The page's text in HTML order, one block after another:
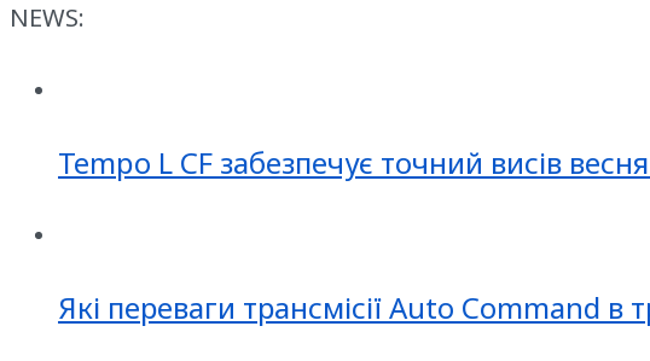
NEWS:
Tempo L CF забезпечує точний висів
Які переваги трансмісії Auto Command в